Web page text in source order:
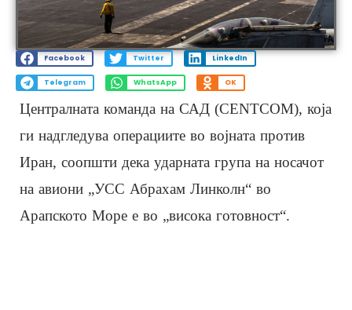
Facebook Twitter LinkedIn
Telegram WhatsApp OK
Централната команда на САД (CENTCOM), која
ги надгледува операциите во војната против
Иран, соопшти дека ударната група на носачот
на авиони „УСС Абрахам Линколн“ во
Арапското Море е во „висока готовност“.